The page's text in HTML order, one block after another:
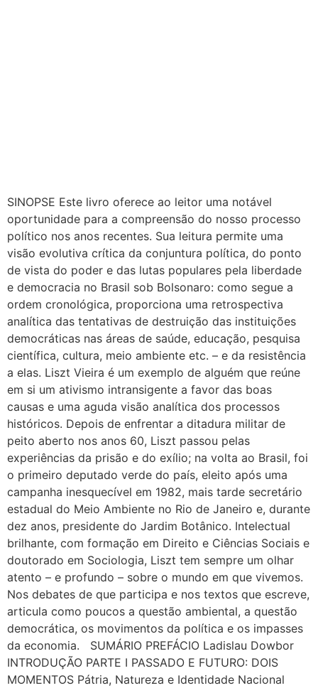
SINOPSE Este livro oferece ao leitor uma notável
oportunidade para a compreensão do nosso processo
político nos anos recentes. Sua leitura permite uma
visão evolutiva crítica da conjuntura política, do ponto
de vista do poder e das lutas populares pela liberdade
e democracia no Brasil sob Bolsonaro: como segue a
ordem cronológica, proporciona uma retrospectiva
analítica das tentativas de destruição das instituições
democráticas nas áreas de saúde, educação, pesquisa
científica, cultura, meio ambiente etc. – e da resistência
a elas. Liszt Vieira é um exemplo de alguém que reúne
em si um ativismo intransigente a favor das boas
causas e uma aguda visão analítica dos processos
históricos. Depois de enfrentar a ditadura militar de
peito aberto nos anos 60, Liszt passou pelas
experiências da prisão e do exílio; na volta ao Brasil, foi
o primeiro deputado verde do país, eleito após uma
campanha inesquecível em 1982, mais tarde secretário
estadual do Meio Ambiente no Rio de Janeiro e, durante
dez anos, presidente do Jardim Botânico. Intelectual
brilhante, com formação em Direito e Ciências Sociais e
doutorado em Sociologia, Liszt tem sempre um olhar
atento – e profundo – sobre o mundo em que vivemos.
Nos debates de que participa e nos textos que escreve,
articula como poucos a questão ambiental, a questão
democrática, os movimentos da política e os impasses
da economia. SUMÁRIO PREFÁCIO Ladislau Dowbor
INTRODUÇÃO PARTE I PASSADO E FUTURO: DOIS
MOMENTOS Pátria, Natureza e Identidade Nacional